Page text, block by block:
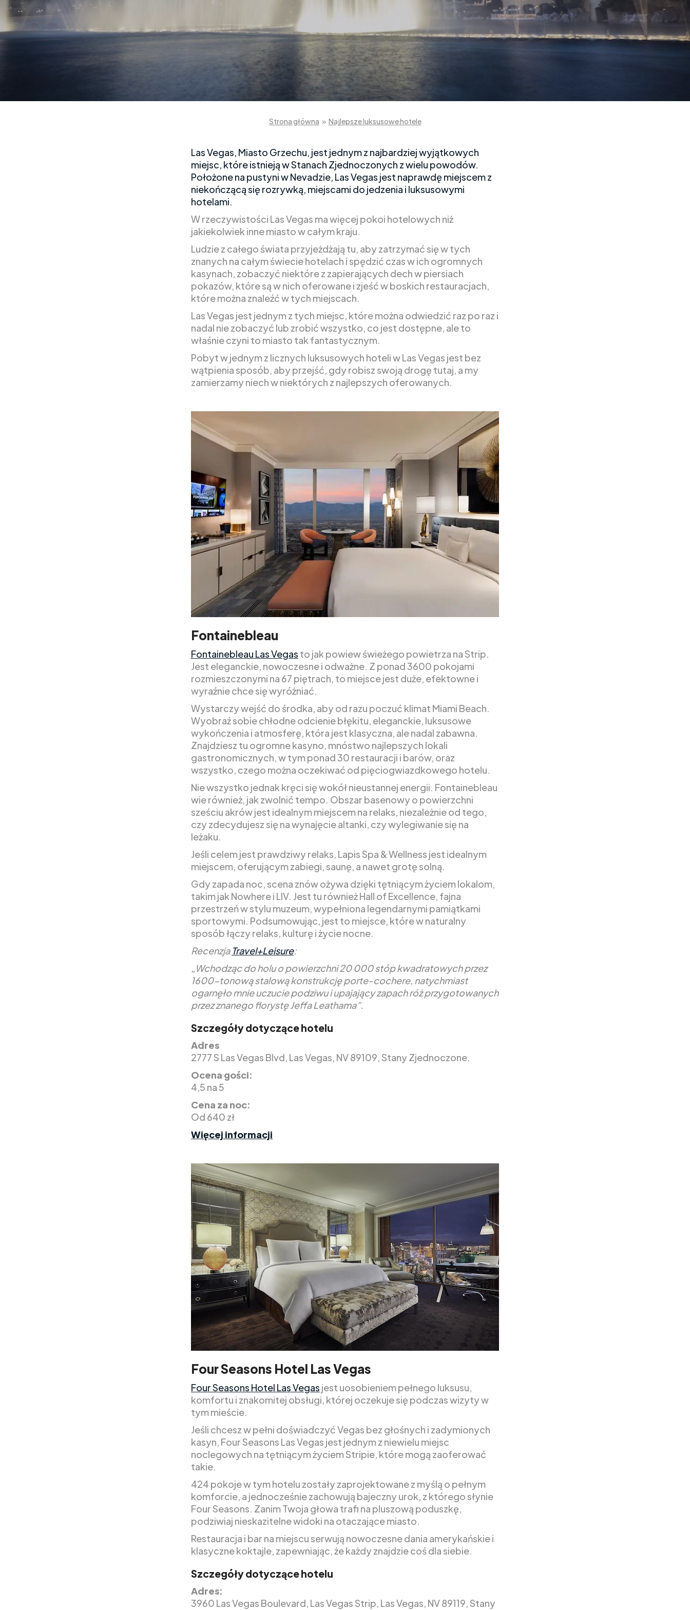
Strona główna » Najlepsze luksusowe hotele
Las Vegas, Miasto Grzechu, jest jednym z najbardziej wyjątkowych
miejsc, które istnieją w Stanach Zjednoczonych z wielu powodów.
Położone na pustyni w Nevadzie, Las Vegas jest naprawdę miejscem z
niekończącą się rozrywką, miejscami do jedzenia i luksusowymi
hotelami.
W rzeczywistości Las Vegas ma więcej pokoi hotelowych niż
jakiekolwiek inne miasto w całym kraju.
Ludzie z całego świata przyjeżdżają tu, aby zatrzymać się w tych
znanych na całym świecie hotelach i spędzić czas w ich ogromnych
kasynach, zobaczyć niektóre z zapierających dech w piersiach
pokazów, które są w nich oferowane i zjeść w boskich restauracjach,
które można znaleźć w tych miejscach.
Las Vegas jest jednym z tych miejsc, które można odwiedzić raz po raz i
nadal nie zobaczyć lub zrobić wszystko, co jest dostępne, ale to
właśnie czyni to miasto tak fantastycznym.
Pobyt w jednym z licznych luksusowych hoteli w Las Vegas jest bez
wątpienia sposób, aby przejść, gdy robisz swoją drogę tutaj, a my
zamierzamy niech w niektórych z najlepszych oferowanych.
Fontainebleau
Fontainebleau Las Vegas to jak powiew świeżego powietrza na Strip.
Jest eleganckie, nowoczesne i odważne. Z ponad 3600 pokojami
rozmieszczonymi na 67 piętrach, to miejsce jest duże, efektowne i
wyraźnie chce się wyróżniać.
Wystarczy wejść do środka, aby od razu poczuć klimat Miami Beach.
Wyobraź sobie chłodne odcienie błękitu, eleganckie, luksusowe
wykończenia i atmosferę, która jest klasyczna, ale nadal zabawna.
Znajdziesz tu ogromne kasyno, mnóstwo najlepszych lokali
gastronomicznych, w tym ponad 30 restauracji i barów, oraz
wszystko, czego można oczekiwać od pięciogwiazdkowego hotelu.
Nie wszystko jednak kręci się wokół nieustannej energii. Fontainebleau
wie również, jak zwolnić tempo. Obszar basenowy o powierzchni
sześciu akrów jest idealnym miejscem na relaks, niezależnie od tego,
czy zdecydujesz się na wynajęcie altanki, czy wylegiwanie się na
leżaku.
Jeśli celem jest prawdziwy relaks, Lapis Spa & Wellness jest idealnym
miejscem, oferującym zabiegi, saunę, a nawet grotę solną.
Gdy zapada noc, scena znów ożywa dzięki tętniącym życiem lokalom,
takim jak Nowhere i LIV. Jest tu również Hall of Excellence, fajna
przestrzeń w stylu muzeum, wypełniona legendarnymi pamiątkami
sportowymi. Podsumowując, jest to miejsce, które w naturalny
sposób łączy relaks, kulturę i życie nocne.
Recenzja Travel+Leisure:
„Wchodząc do holu o powierzchni 20 000 stóp kwadratowych przez
1600-tonową stalową konstrukcję porte-cochere, natychmiast
ogarnęło mnie uczucie podziwu i upajający zapach róż przygotowanych
przez znanego florystę Jeffa Leathama”.
Szczegóły dotyczące hotelu
Adres
2777 S Las Vegas Blvd, Las Vegas, NV 89109, Stany Zjednoczone.
Ocena gości:
4,5 na 5
Cena za noc:
Od 640 zł
Więcej informacji
Four Seasons Hotel Las Vegas
Four Seasons Hotel Las Vegas jest uosobieniem pełnego luksusu,
komfortu i znakomitej obsługi, której oczekuje się podczas wizyty w
tym mieście.
Jeśli chcesz w pełni doświadczyć Vegas bez głośnych i zadymionych
kasyn, Four Seasons Las Vegas jest jednym z niewielu miejsc
noclegowych na tętniącym życiem Stripie, które mogą zaoferować
takie.
424 pokoje w tym hotelu zostały zaprojektowane z myślą o pełnym
komforcie, a jednocześnie zachowują bajeczny urok, z którego słynie
Four Seasons. Zanim Twoja głowa trafi na pluszową poduszkę,
podziwiaj nieskazitelne widoki na otaczające miasto.
Restauracja i bar na miejscu serwują nowoczesne dania amerykańskie i
klasyczne koktajle, zapewniając, że każdy znajdzie coś dla siebie.
Szczegóły dotyczące hotelu
Adres:
3960 Las Vegas Boulevard, Las Vegas Strip, Las Vegas, NV 89119, Stany